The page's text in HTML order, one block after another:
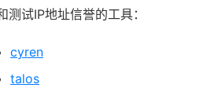
测试IP地址信誉的工具：
cyren
talos